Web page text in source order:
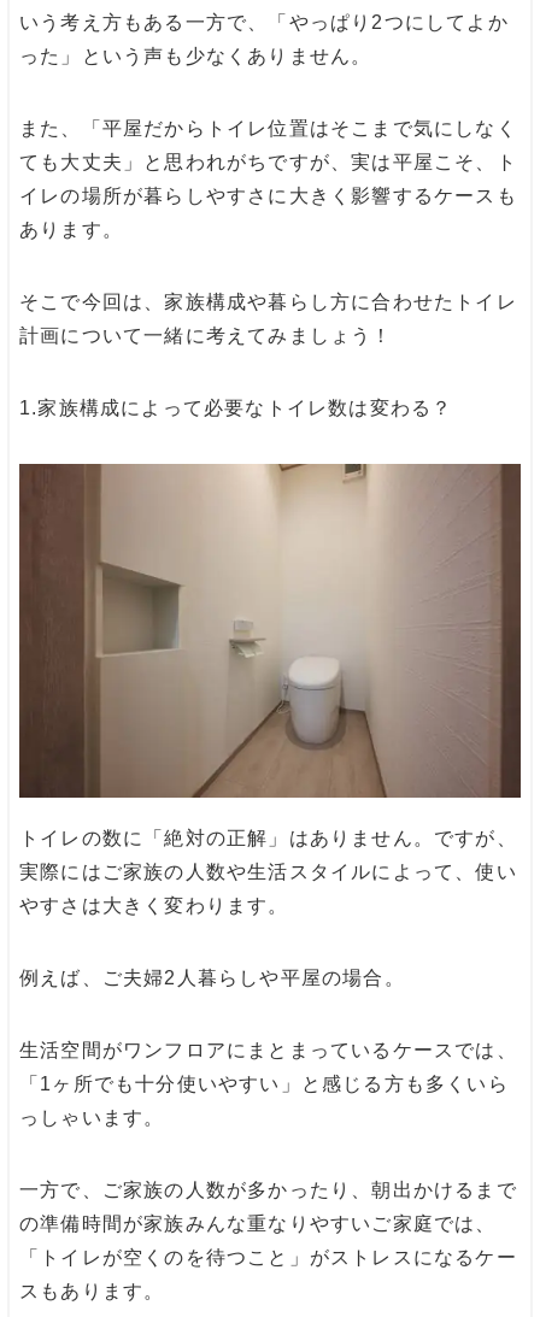
いう考え方もある一方で、「やっぱり2つにしてよか
った」という声も少なくありません。
また、「平屋だからトイレ位置はそこまで気にしなく
ても大丈夫」と思われがちですが、実は平屋こそ、ト
イレの場所が暮らしやすさに大きく影響するケースも
あります。
そこで今回は、家族構成や暮らし方に合わせたトイレ
計画について一緒に考えてみましょう！
1.家族構成によって必要なトイレ数は変わる？
トイレの数に「絶対の正解」はありません。ですが、
実際にはご家族の人数や生活スタイルによって、使い
やすさは大きく変わります。
例えば、ご夫婦2人暮らしや平屋の場合。
生活空間がワンフロアにまとまっているケースでは、
「1ヶ所でも十分使いやすい」と感じる方も多くいら
っしゃいます。
一方で、ご家族の人数が多かったり、朝出かけるまで
の準備時間が家族みんな重なりやすいご家庭では、
「トイレが空くのを待つこと」がストレスになるケー
スもあります。